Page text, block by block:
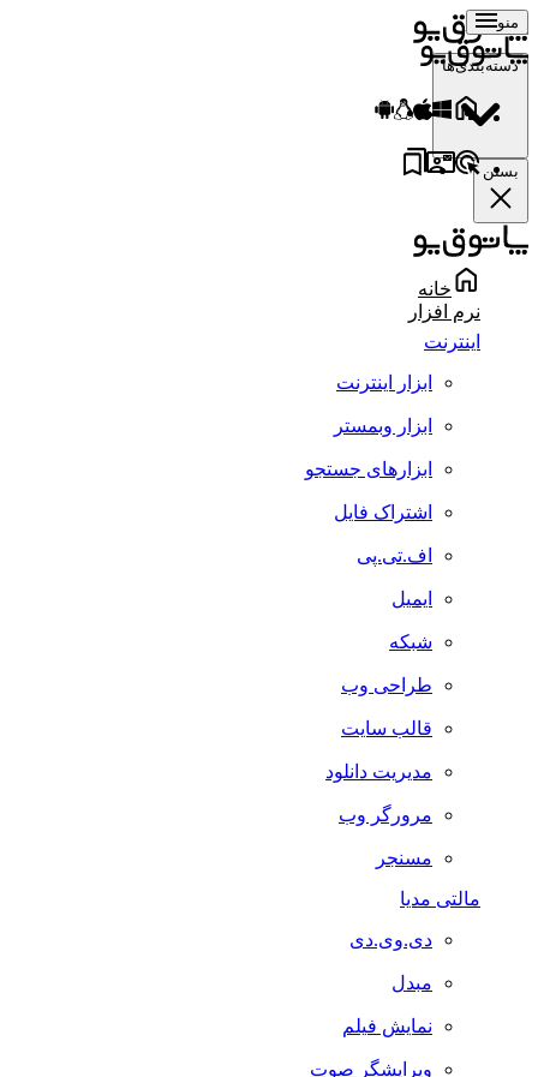
منو
دسته‌بندی‌ها
بستن
خانه
نرم افزار
اینترنت
ابزار اینترنت
ابزار وبمستر
ابزارهای جستجو
اشتراک فایل
اف.تی.پی
ایمیل
شبکه
طراحی وب
قالب سایت
مدیریت دانلود
مرورگر وب
مسنجر
مالتی مدیا
دی.وی.دی
مبدل
نمایش فیلم
ویرایشگر صوت